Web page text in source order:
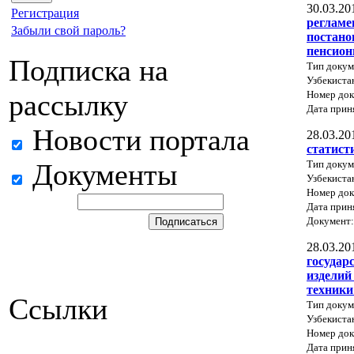
Регистрация
Забыли свой пароль?
Подписка на
рассылку
Новости портала
Документы
Ссылки
Тип
Номер
Дата
Тип
Номер
Дата
Тип
Номер
Дата